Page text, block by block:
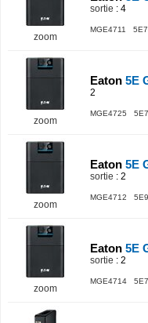
zoom
sortie : 4
MGE4711
zoom
Eaton 5E
2
MGE4725
zoom
Eaton 5E
sortie : 2
MGE4712
zoom
Eaton 5E
sortie : 2
MGE4714